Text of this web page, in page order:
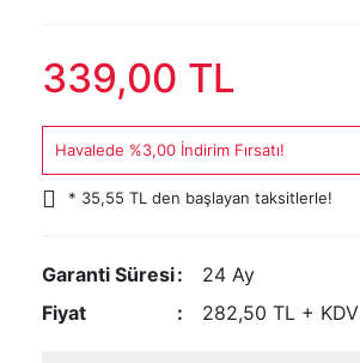
339,00 TL
Havalede %3,00 İndirim Fırsatı!
* 35,55 TL den başlayan taksitlerle!
Garanti Süresi
24 Ay
Fiyat
282,50 TL + KDV